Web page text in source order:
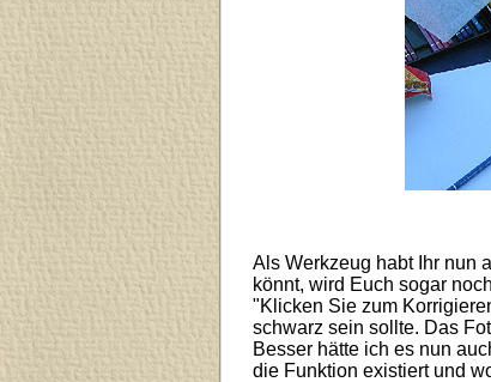
Als Werkzeug habt Ihr nun
könnt, wird Euch sogar
"Klicken Sie zum
schwarz sein sollte. Das
Besser hätte ich es nun
die Funktion existiert und